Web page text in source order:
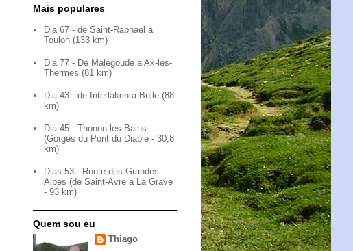
Mais populares
Dia 67 - de Saint-Raphael a
Toulon (133 km)
Dia 77 - De Malegoude a Ax-les-
Thermes (81 km)
Dia 43 - de Interlaken a Bulle (88
km)
Dia 45 - Thonon-les-Bains
(Gorges du Pont du Diable - 30,8
km)
Dias 53 - Route des Grandes
Alpes (de Saint-Avre a La Grave
- 93 km)
Quem sou eu
Thiago